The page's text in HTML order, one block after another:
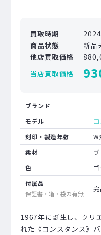
買取時期
商品状態
新品
他店買取価格
当店買取価格
ブランド
モデル
刻印・製造年数
W
素材
色
付属品
保証書・箱・袋の有無
完
1967年に誕生し、クリ
れた《コンスタンス》